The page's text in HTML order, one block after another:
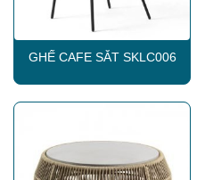
GHẾ CAFE SẮT SKLC006